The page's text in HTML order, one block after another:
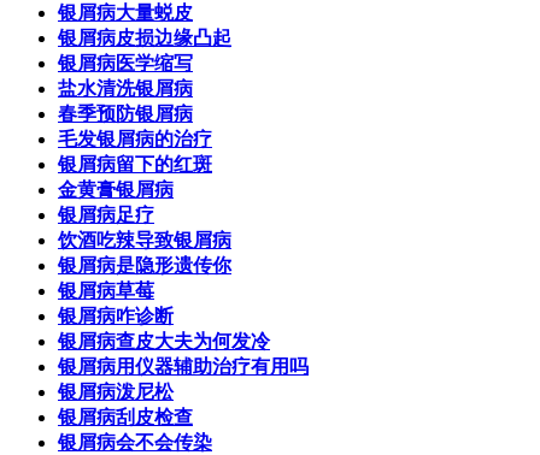
银屑病大量蜕皮
银屑病皮损边缘凸起
银屑病医学缩写
盐水清洗银屑病
春季预防银屑病
毛发银屑病的治疗
银屑病留下的红斑
金黄膏银屑病
银屑病足疗
饮酒吃辣导致银屑病
银屑病是隐形遗传你
银屑病草莓
银屑病咋诊断
银屑病查皮大夫为何发冷
银屑病用仪器辅助治疗有用吗
银屑病泼尼松
银屑病刮皮检查
银屑病会不会传染